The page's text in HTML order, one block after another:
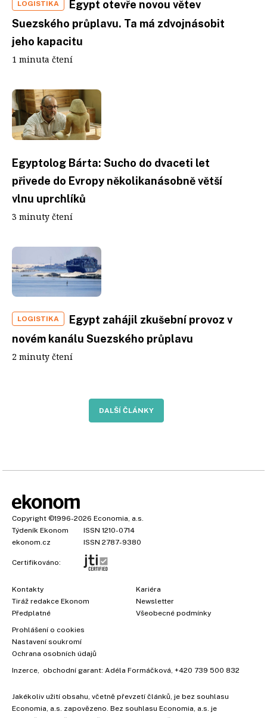
LOGISTIKA
Egypt otevře novou větev
Suezského průplavu. Ta má zdvojnásobit
jeho kapacitu
1 minuta čtení
Egyptolog Bárta: Sucho do dvaceti let
přivede do Evropy několikanásobně větší
vlnu uprchlíků
3 minuty čtení
LOGISTIKA
Egypt zahájil zkušební provoz v
novém kanálu Suezského průplavu
2 minuty čtení
DALŠÍ ČLÁNKY
Copyright ©1996-2026 Economia, a.s.
Týdeník Ekonom
ISSN 1210-0714
ekonom.cz
ISSN 2787-9380
Certifikováno:
Kontakty
Tiráž redakce Ekonom
Předplatné
Kariéra
Newsletter
Všeobecné podmínky
Prohlášení o cookies
Nastavení soukromí
Ochrana osobních údajů
Inzerce, obchodní garant: Adéla Formáčková, +420 739 500 832
Jakékoliv užití obsahu, včetně převzetí článků, je bez souhlasu
Economia, a.s. zapovězeno. Bez souhlasu Economia, a.s. je